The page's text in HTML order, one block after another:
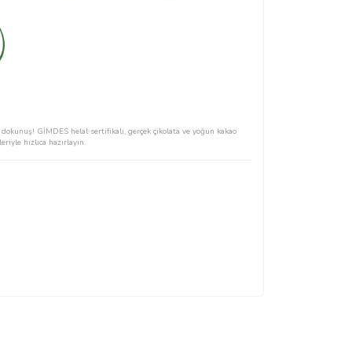
GİMDES helal sertifikalı, gerçek çikolata ve yoğun kakao
hızlıca hazırlayın.